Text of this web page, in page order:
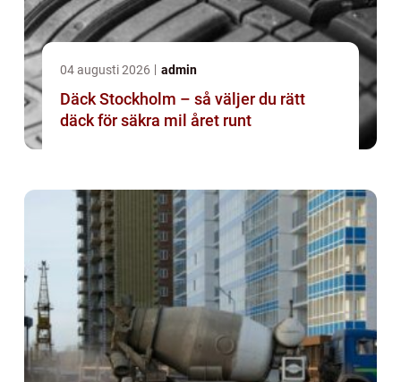
04 augusti 2026 admin
Däck Stockholm – så väljer du rätt
däck för säkra mil året runt